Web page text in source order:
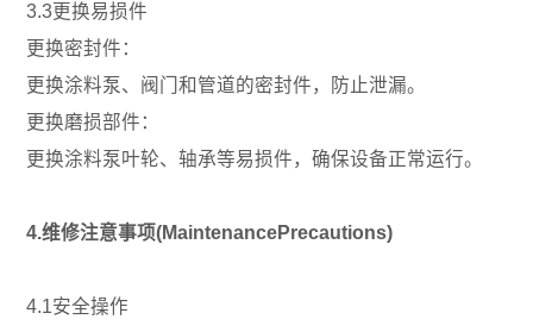
3.3更换易损件
更换密封件：
更换涂料泵、阀门和管道的密封件，防止泄漏。
更换磨损部件：
更换涂料泵叶轮、轴承等易损件，确保设备正常运行。
4.维修注意事项(MaintenancePrecautions)
4.1安全操作